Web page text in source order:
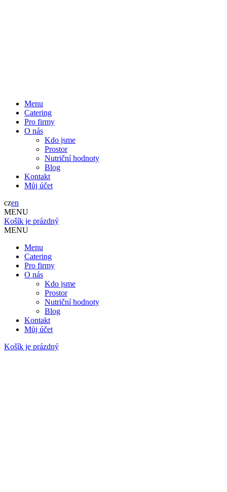
Menu
Catering
Pro firmy
O nás
Kdo jsme
Prostor
Nutriční hodnoty
Blog
Kontakt
Můj účet
czen
MENU
Košík je prázdný
MENU
Menu
Catering
Pro firmy
O nás
Kdo jsme
Prostor
Nutriční hodnoty
Blog
Kontakt
Můj účet
Košík je prázdný